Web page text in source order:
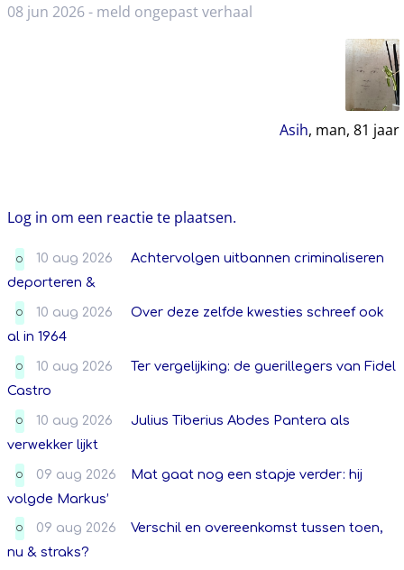
08 jun 2026 - meld ongepast verhaal
Asih, man, 81 jaar
Log in om een reactie te plaatsen.
O 10 aug 2026
Achtervolgen uitbannen criminaliseren
deporteren &
O 10 aug 2026
Over deze zelfde kwesties schreef ook
al in 1964
O 10 aug 2026
Ter vergelijking: de guerillegers van Fidel
Castro
O 10 aug 2026
Julius Tiberius Abdes Pantera als
verwekker lijkt
O 09 aug 2026
Mat gaat nog een stapje verder: hij
volgde Markus’
O 09 aug 2026
Verschil en overeenkomst tussen toen,
nu & straks?